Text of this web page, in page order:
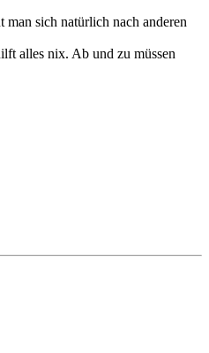
sich natürlich nach anderen
alles nix. Ab und zu müssen